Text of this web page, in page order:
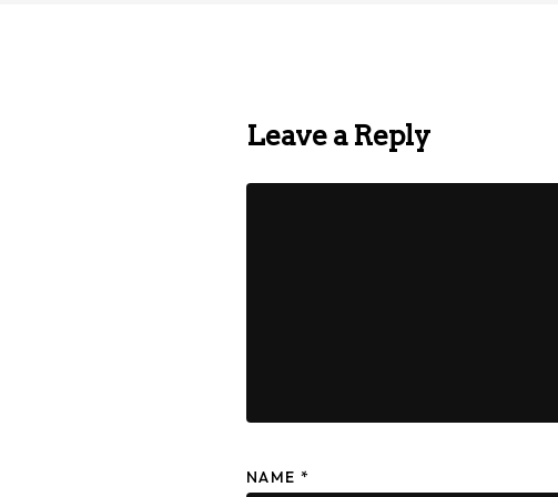
Leave a Reply
NAME *